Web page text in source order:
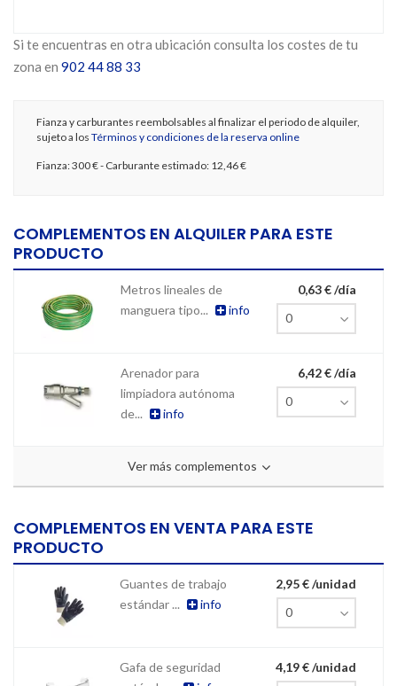
Si te encuentras en otra ubicación consulta los costes de tu
zona en 902 44 88 33
Fianza y carburantes reembolsables al finalizar el periodo de alquiler,
sujeto a los Términos y condiciones de la reserva online
Fianza:300 €- Carburante estimado: 12,46 €
COMPLEMENTOS EN ALQUILER PARA ESTE
PRODUCTO
Metros lineales de
manguera tipo...
info
0,63 € /día
Arenador para
limpiadora autónoma
de...
info
6,42 € /día
Ver más complementos
COMPLEMENTOS EN VENTA PARA ESTE
PRODUCTO
Guantes de trabajo
estándar ...
info
2,95 € /unidad
Gafa de seguridad
4,19 € /unidad